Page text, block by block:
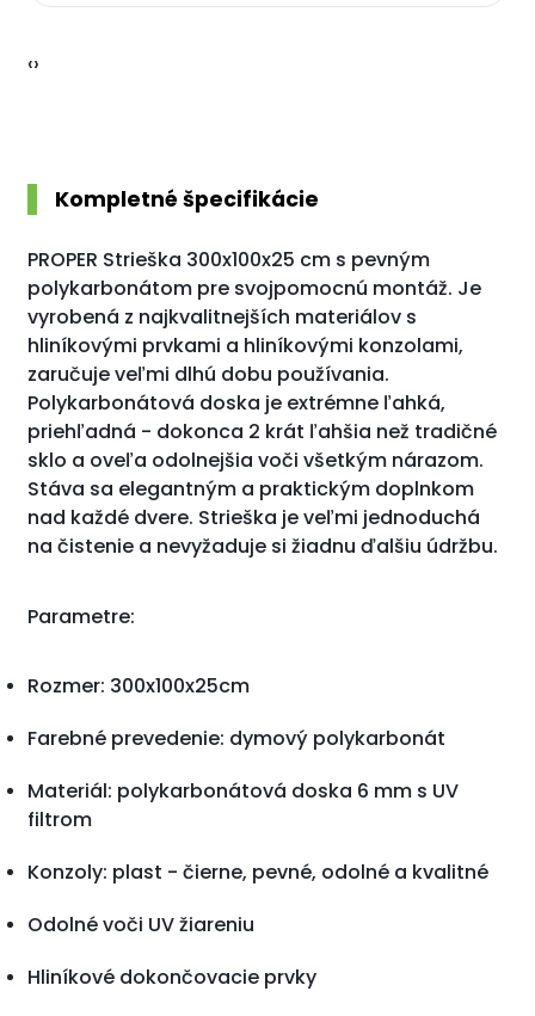
‹›
Kompletné špecifikácie
PROPER Strieška 300x100x25 cm s pevným
polykarbonátom pre svojpomocnú montáž. Je
vyrobená z najkvalitnejších materiálov s
hliníkovými prvkami a hliníkovými konzolami,
zaručuje veľmi dlhú dobu používania.
Polykarbonátová doska je extrémne ľahká,
priehľadná - dokonca 2 krát ľahšia než tradičné
sklo a oveľa odolnejšia vočivšetkým nárazom.
Stáva sa elegantným a praktickým doplnkom
nad každé dvere. Strieška je veľmi jednoduchá
na čistenie a nevyžaduje si žiadnu ďalšiu údržbu.
Parametre:
Rozmer: 300x100x25cm
Farebné prevedenie: dymový polykarbonát
Materiál: polykarbonátová doska 6 mm s UV
filtrom
Konzoly: plast - čierne, pevné, odolné a kvalitné
Odolné voči UV žiareniu
Hliníkové dokončovacie prvky